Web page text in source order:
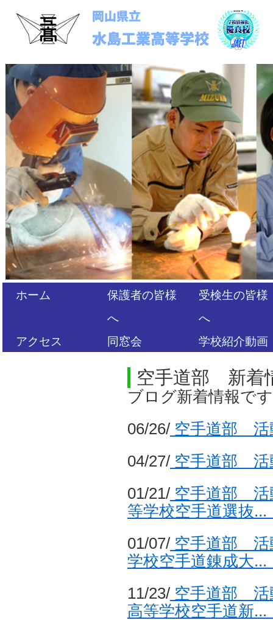
ホーム
保護者の皆様
へ
受検生の皆様
へ
アクセス
同窓会 学校紹介動画
空手道部 新着
ブログ新着情報で
06/26/ 空手道部 活
04/27/ 空手道部 活
01/21/ 空手道部 活
等学校空手道選抜...
01/07/ 空手道部 活
学校空手道錬成大...
11/23/ 空手道部 活
高等学校空手道新...